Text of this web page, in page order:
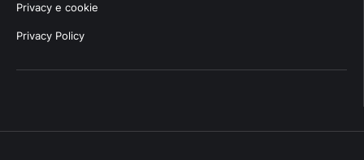
Privacy e cookie
Privacy Policy